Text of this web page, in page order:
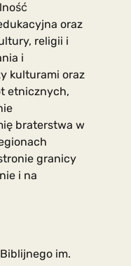
oraz
religii i
i
kulturami oraz
etnicznych,
braterstwa w
granicy
i na
im.